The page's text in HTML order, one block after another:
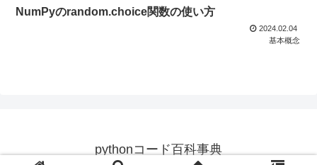
NumPyのrandom.choice関数の使い方
2024.02.04
基本概念
pythonコード百科事典